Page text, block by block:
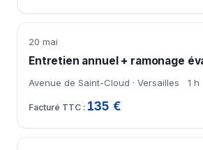
20 mai
Entretien annuel + ramonage
Avenue de Saint-Cloud · Versailles 1 h
135 €